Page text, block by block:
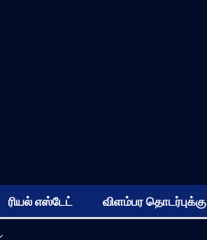
ரியல் எஸ்டேட் விளம்பர தொடர்புக்கு